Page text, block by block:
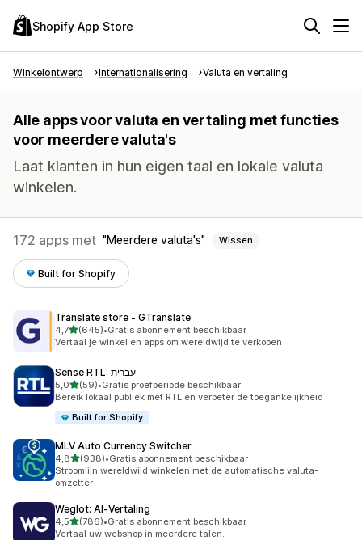
Shopify App Store
Winkelontwerp Internationalisering Valuta en vertaling
Alle apps voor valuta en vertaling met functies
voor meerdere valuta's
Laat klanten in hun eigen taal en lokale valuta
winkelen.
172 apps met Meerdere valuta's Wissen
Built for Shopify
Translate store ‑ GTranslate
4,7van 5 sterren
(645)
645 recensies in totaal
•Gratis abonnement beschikbaar
Vertaal je winkel en apps om wereldwijd te verkopen
Sense RTL: עברית
5,0van 5 sterren
(59)
59 recensies in totaal
•Gratis proefperiode beschikbaar
Bereik lokaal publiek met RTL en verbeter de toegankelijkheid
Built for Shopify
MLV Auto Currency Switcher
4,8van 5 sterren
(938)
938 recensies in totaal
•Gratis abonnement beschikbaar
Stroomlijn wereldwijd winkelen met de automatische valuta-
omzetter
Weglot: AI‑Vertaling
4,5van 5 sterren
(786)
786 recensies in totaal
•Gratis abonnement beschikbaar
Vertaal uw webshop in meerdere talen.